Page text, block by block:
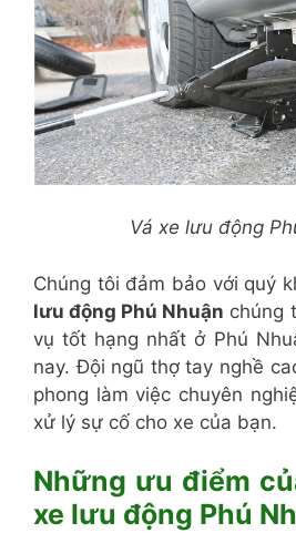
Vá xe lưu động
Chúng tôi đảm bảo với quý
lưu động Phú Nhuận chúng
vụ tốt hạng nhất ở Phú
nay. Đội ngũ thợ tay nghề
phong làm việc chuyên
xử lý sự cố cho xe của bạn.
Những ưu điểm
xe lưu động Phú